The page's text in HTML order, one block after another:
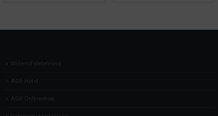
Widerrufsbelehrung
AGB Hotel
AGB Onlineshop